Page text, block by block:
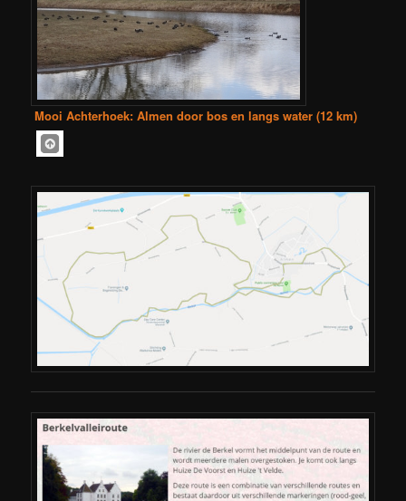
Mooi Achterhoek: Almen door bos en langs water (12 km)